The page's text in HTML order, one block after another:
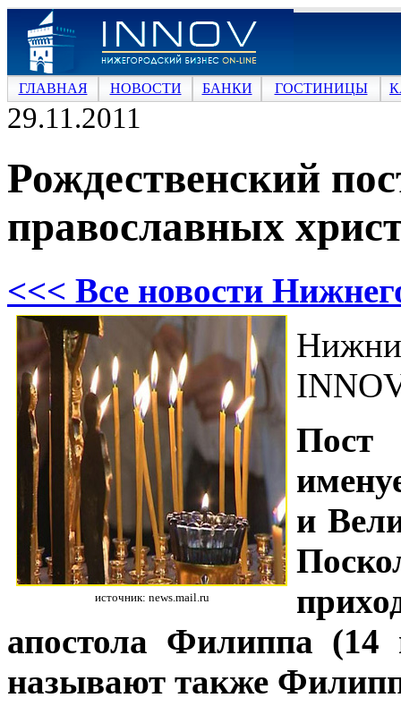
ГЛАВНАЯ НОВОСТИ БАНКИ ГОСТИНИЦЫ
29.11.2011
Рождественский
православных
<<< Все новости
источник: news.mail.ru
Пост
и
апостола Филиппа (14
называют также